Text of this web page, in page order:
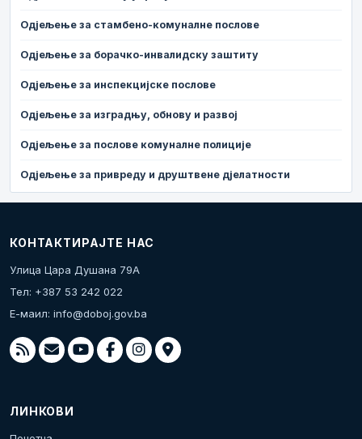
Одјељење за стамбено-комуналне послове
Одјељење за борачко-инвалидску заштиту
Одјељење за инспекцијске послове
Одјељење за изградњу, обнову и развој
Одјељење за послове комуналне полиције
Одјељење за привреду и друштвене дјелатности
КОНТАКТИРАЈТЕ НАС
Улица Цара Душана 79А
Тел: +387 53 242 022
Е-маил: info@doboj.gov.ba
ЛИНКОВИ